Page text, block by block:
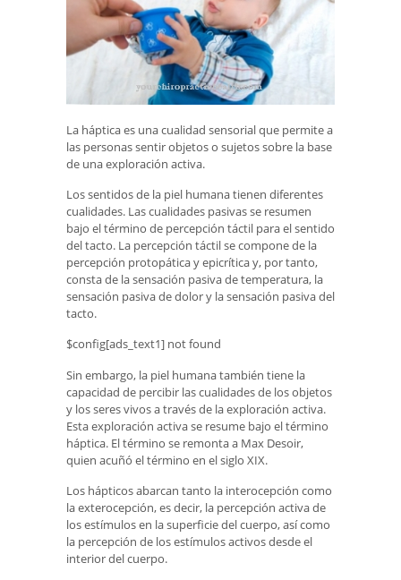
La háptica es una cualidad sensorial que permite a
las personas sentir objetos o sujetos sobre la base
de una exploración activa.
Los sentidos de la piel humana tienen diferentes
cualidades. Las cualidades pasivas se resumen
bajo el término de percepción táctil para el sentido
del tacto. La percepción táctil se compone de la
percepción protopática y epicrítica y, por tanto,
consta de la sensación pasiva de temperatura, la
sensación pasiva de dolor y la sensación pasiva del
tacto.
$config[ads_text1] not found
Sin embargo, la piel humana también tiene la
capacidad de percibir las cualidades de los objetos
y los seres vivos a través de la exploración activa.
Esta exploración activa se resume bajo el término
háptica. El término se remonta a Max Desoir,
quien acuñó el término en el siglo XIX.
Los hápticos abarcan tanto la interocepción como
la exterocepción, es decir, la percepción activa de
los estímulos en la superficie del cuerpo, así como
la percepción de los estímulos activos desde el
interior del cuerpo.